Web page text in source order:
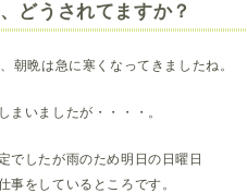
どうされてますか？
朝晩は急に寒くなってきましたね。
まいましたが・・・・。
でしたが雨のため明日の日曜日
事をしているところです。